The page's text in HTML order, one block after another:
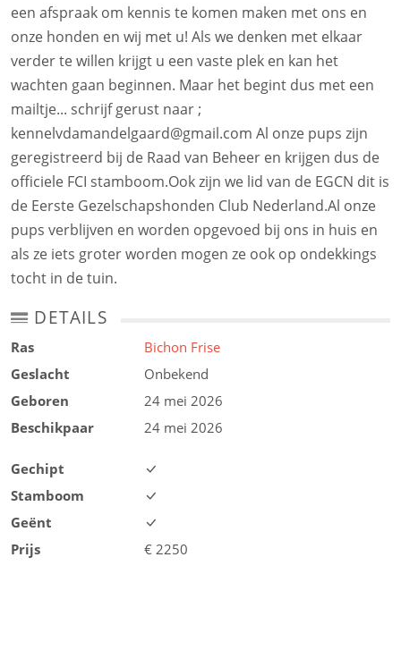
een afspraak om kennis te komen maken met ons en
onze honden en wij met u! Als we denken met elkaar
verder te willen krijgt u een vaste plek en kan het
wachten gaan beginnen. Maar het begint dus met een
mailtje... schrijf gerust naar ;
kennelvdamandelgaard@gmail.com Al onze pups zijn
geregistreerd bij de Raad van Beheer en krijgen dus de
officiele FCI stamboom.Ook zijn we lid van de EGCN dit is
de Eerste Gezelschapshonden Club Nederland.Al onze
pups verblijven en worden opgevoed bij ons in huis en
als ze iets groter worden mogen ze ook op ondekkings
tocht in de tuin.
DETAILS
Ras
Bichon Frise
Geslacht
Onbekend
Geboren
24 mei 2026
Beschikpaar
24 mei 2026
Gechipt
Stamboom
Geënt
Prijs
€2250